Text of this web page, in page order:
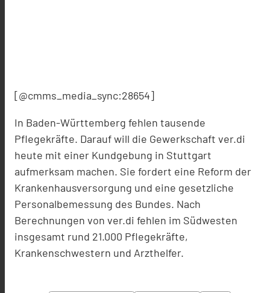
[@cmms_media_sync:28654]
In Baden-Württemberg fehlen tausende
Pflegekräfte. Darauf will die Gewerkschaft ver.di
heute mit einer Kundgebung in Stuttgart
aufmerksam machen. Sie fordert eine Reform der
Krankenhausversorgung und eine gesetzliche
Personalbemessung des Bundes. Nach
Berechnungen von ver.di fehlen im Südwesten
insgesamt rund 21.000 Pflegekräfte,
Krankenschwestern und Arzthelfer.